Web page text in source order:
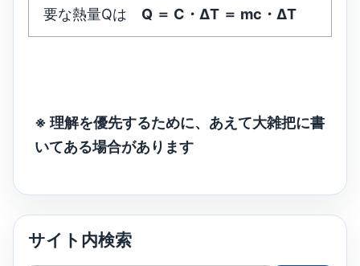
要な熱量Qは Q ＝ C・ΔT ＝ mc・ΔT
※ 理解を優先するために、あえて大雑把に書
いてある場合があります
サイト内検索